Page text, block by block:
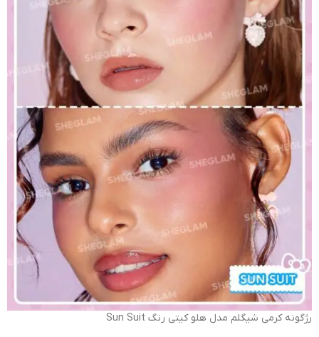
رژگونه کرمی شیگلم مدل هلو کیتی رنگ Sun Suit